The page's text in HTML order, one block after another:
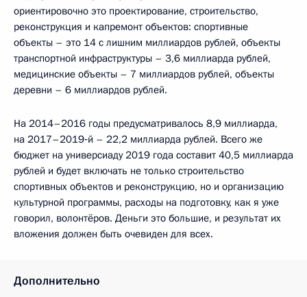
ориентировочно это проектирование, строительство,
реконструкция и капремонт объектов: спортивные
объекты – это 14 с лишним миллиардов рублей, объекты
транспортной инфраструктуры – 3,6 миллиарда рублей,
медицинские объекты – 7 миллиардов рублей, объекты
деревни – 6 миллиардов рублей.
На 2014–2016 годы предусматривалось 8,9 миллиарда,
на 2017–2019‑й – 22,2 миллиарда рублей. Всего же
бюджет на универсиаду 2019 года составит 40,5 миллиарда
рублей и будет включать не только строительство
спортивных объектов и реконструкцию, но и организацию
культурной программы, расходы на подготовку, как я уже
говорил, волонтёров. Деньги это большие, и результат их
вложения должен быть очевиден для всех.
Дополнительно